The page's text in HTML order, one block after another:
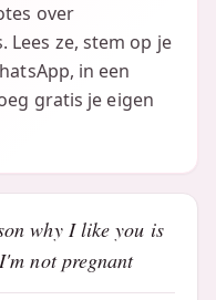
over
Lees ze, stem op je
in een
gratis je eigen
why I like you is
not pregnant